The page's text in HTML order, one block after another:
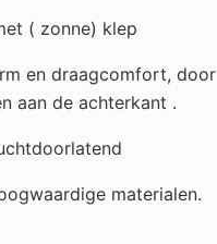
( zonne) klep
en draagcomfort, door
aan de achterkant .
materialen.